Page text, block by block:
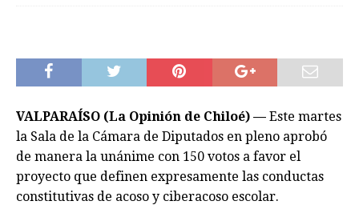
VALPARAÍSO (La Opinión de Chiloé) — Este martes
la Sala de la Cámara de Diputados en pleno aprobó
de manera la unánime con 150 votos a favor el
proyecto que definen expresamente las conductas
constitutivas de acoso y ciberacoso escolar.